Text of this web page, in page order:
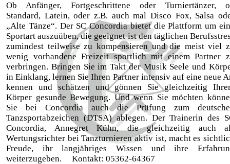
Ob Anfänger, Fortgeschrittene oder Turniertänzer,
Standard, Latein, oder z.B. auch mal Disco Fox, Salsa
„Alte Tänze“. Der SC Concordia bietet die Plattform um
Sportart auszuüben, die geeignet ist den täglichen
zumindest teilweise zu kompensieren und die meist viel
wenig vorhandene Freizeit sportlich mit einem Partner
verbringen. Bringen Sie im Takt der Musik Seele und
in Einklang, lernen Sie Ihren Partner intensiv auf eine neue
kennen und schätzen und gönnen Sie gleichzeitig
Körper gesunde Bewegung. Und wenn Sie möchten
Sie bei Concordia auch die Prüfung zum
Tanzsportabzeichen (DTSA) ablegen. Der Trainerin des
Concordia, Annegret Kühn, die gleichzeitig auch
Wertungsrichter bei Tanzturnieren aktiv ist, macht es
Freude, ihr langjähriges Wissen und ihre
weiterzugeben. Kontakt: 05362-64367